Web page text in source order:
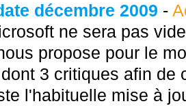
décembre 2009 -
ne sera pas
propose pour le
3 critiques afin de
l'habituelle mise à